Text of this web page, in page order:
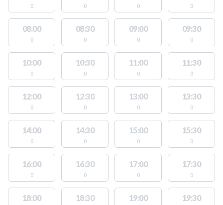
0 0 0 0
08:00
0
08:30
0
09:00
0
09:30
0
10:00
0
10:30
0
11:00
0
11:30
0
12:00
0
12:30
0
13:00
0
13:30
0
14:00
0
14:30
0
15:00
0
15:30
0
16:00
0
16:30
0
17:00
0
17:30
0
18:00 18:30 19:00 19:30